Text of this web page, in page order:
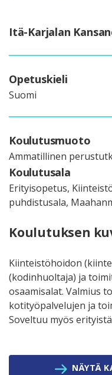
Itä-Karjalan
Opetuskieli
Suomi
Koulutusmuoto
Ammatillinen
Koulutusala
Erityisopetus,
puhdistusala,
Koulutuksen
Kiinteistöhoidon
(kodinhuoltaja) ja
osaamisalat. Valmius
kotityöpalvelujen ja
Soveltuu myös
NÄYTÄ